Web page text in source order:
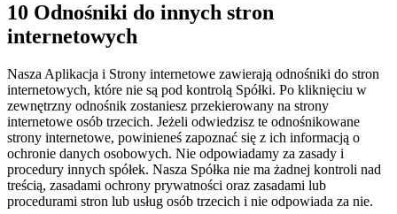
10 Odnośniki do innych stron
internetowych
Nasza Aplikacja i Strony internetowe zawierają odnośniki do stron
internetowych, które nie są pod kontrolą Spółki. Po kliknięciu w
zewnętrzny odnośnik zostaniesz przekierowany na strony
internetowe osób trzecich. Jeżeli odwiedzisz te odnośnikowane
strony internetowe, powinieneś zapoznać się z ich informacją o
ochronie danych osobowych. Nie odpowiadamy za zasady i
procedury innych spółek. Nasza Spółka nie ma żadnej kontroli nad
treścią, zasadami ochrony prywatności oraz zasadami lub
procedurami stron lub usług osób trzecich i nie odpowiada za nie.